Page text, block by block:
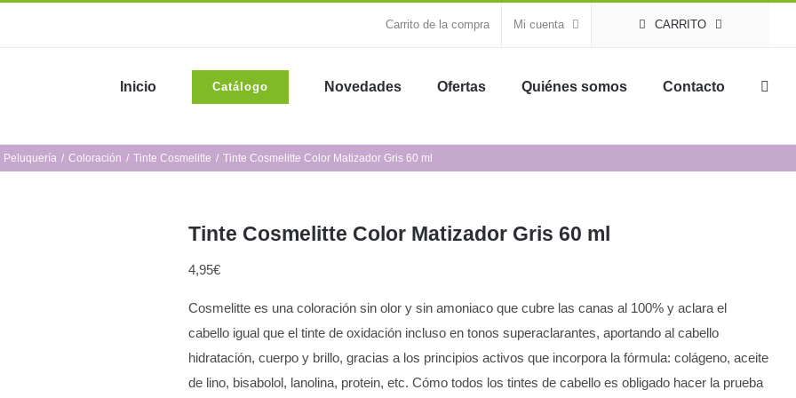
Carrito de la compra Mi cuenta CARRITO
Inicio Catálogo Novedades Ofertas Quiénes somos Contacto
Peluquería Coloración Tinte Cosmelitte Tinte Cosmelitte Color Matizador Gris 60 ml
Tinte Cosmelitte Color Matizador Gris 60 ml
4,95€
Cosmelitte es una coloración sin olor y sin amoniaco que cubre las canas al 100% y aclara el
cabello igual que el tinte de oxidación incluso en tonos superaclarantes, aportando al cabello
hidratación, cuerpo y brillo, gracias a los principios activos que incorpora la fórmula: colágeno, aceite
de lino, bisabolol, lanolina, protein, etc. Cómo todos los tintes de cabello es obligado hacer la prueba